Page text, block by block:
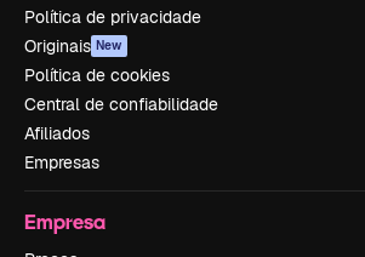
Política de privacidade
Originais New
Política de cookies
Central de confiabilidade
Afiliados
Empresas
Empresa